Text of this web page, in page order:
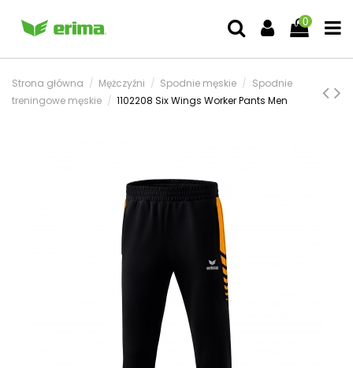
0
Strona główna Mężczyźni Spodnie męskie
Spodnie
treningowe męskie
1102208 Six Wings Worker Pants Men